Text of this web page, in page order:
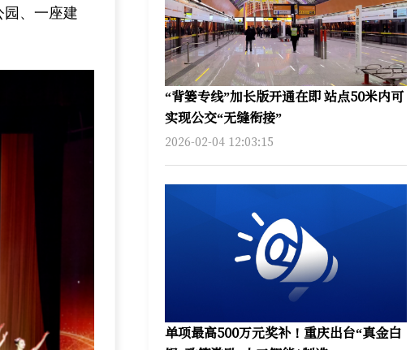
、一座建
“背篓专线”加长版开通在即 站点50米内可
实现公交“无缝衔接”
2026-02-04 12:03:15
单项最高500万元奖补！重庆出台“真金白